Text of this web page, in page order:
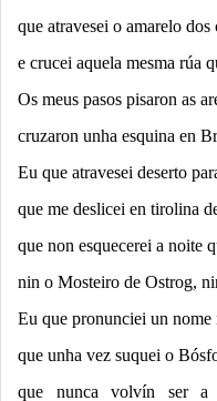
que atravesei o amarelo
e crucei aquela mesma rúa
Os meus pasos pisaron as
cruzaron unha esquina en
Eu que atravesei deserto
que me deslicei en tirolina
que non esquecerei a noite
nin o Mosteiro de Ostrog,
Eu que pronunciei un nome
que unha vez suquei o
que nunca volvín ser a